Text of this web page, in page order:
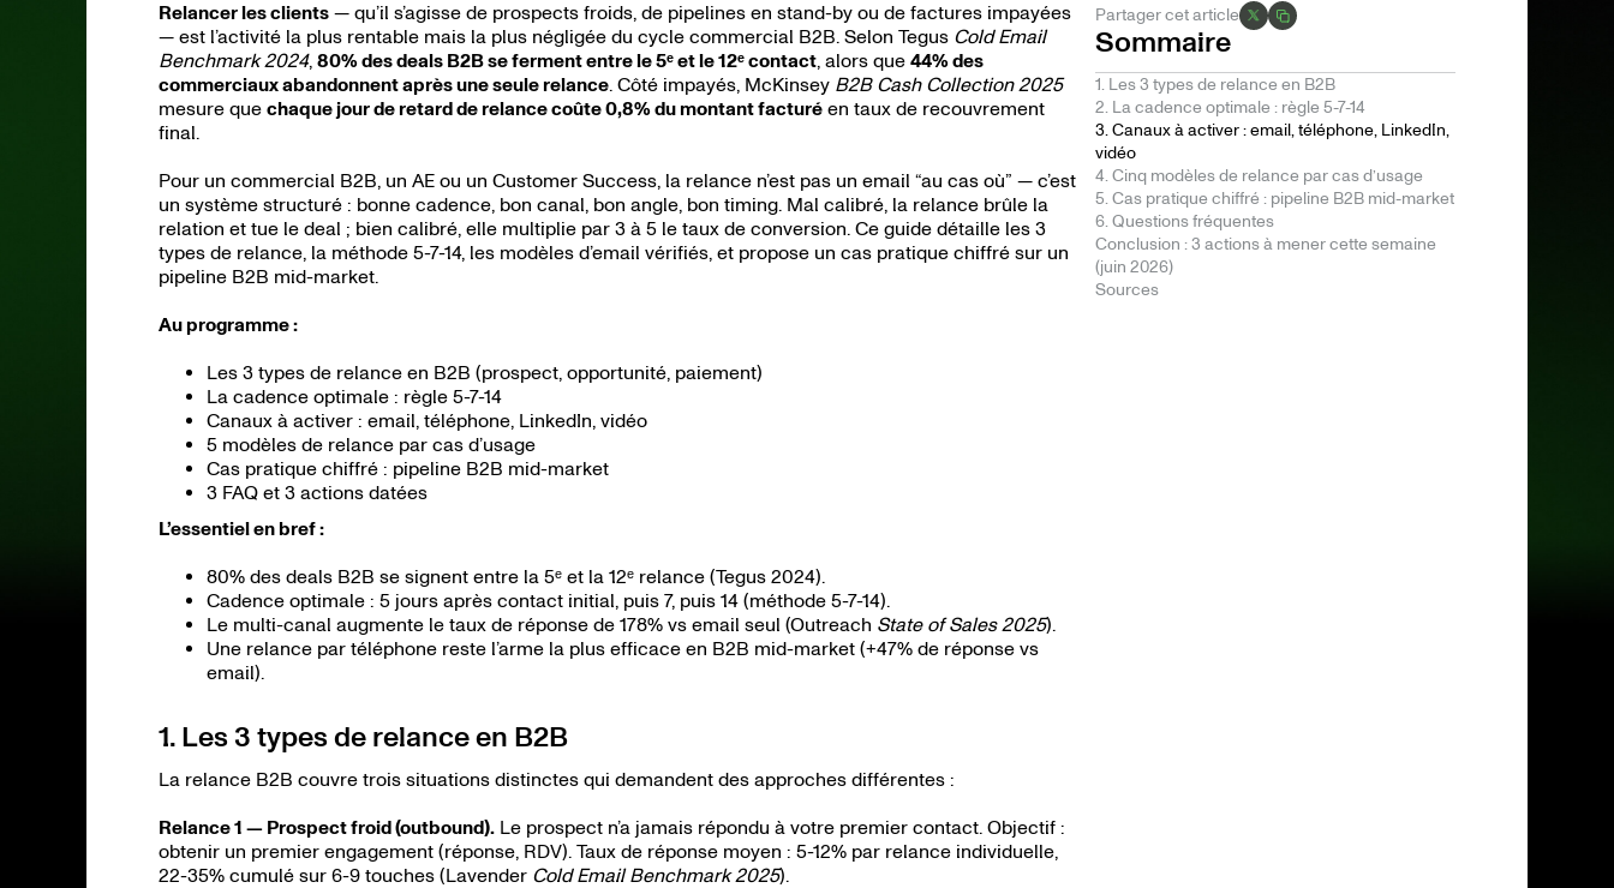
Relancer les clients — qu’il s’agisse de prospects froids, de pipelines en stand-by ou de factures impayées
— est l’activité la plus rentable mais la plus négligée du cycle commercial B2B. Selon Tegus Cold Email
Benchmark 2024, 80% des deals B2B se ferment entre le 5ᵉ et le 12ᵉ contact, alors que 44% des
commerciaux abandonnent après une seule relance. Côté impayés, McKinsey B2B Cash Collection 2025
mesure que chaque jour de retard de relance coûte 0,8% du montant facturé en taux de recouvrement
final.
Pour un commercial B2B, un AE ou un Customer Success, la relance n’est pas un email “au cas où” — c’est
un système structuré : bonne cadence, bon canal, bon angle, bon timing. Mal calibré, la relance brûle la
relation et tue le deal ; bien calibré, elle multiplie par 3 à 5 le taux de conversion. Ce guide détaille les 3
types de relance, la méthode 5-7-14, les modèles d’email vérifiés, et propose un cas pratique chiffré sur un
pipeline B2B mid-market.
Au programme :
Les 3 types de relance en B2B (prospect, opportunité, paiement)
La cadence optimale : règle 5-7-14
Canaux à activer : email, téléphone, LinkedIn, vidéo
5 modèles de relance par cas d’usage
Cas pratique chiffré : pipeline B2B mid-market
3 FAQ et 3 actions datées
L’essentiel en bref :
80% des deals B2B se signent entre la 5ᵉ et la 12ᵉ relance (Tegus 2024).
Cadence optimale : 5 jours après contact initial, puis 7, puis 14 (méthode 5-7-14).
Le multi-canal augmente le taux de réponse de 178% vs email seul (Outreach State of Sales 2025).
Une relance par téléphone reste l’arme la plus efficace en B2B mid-market (+47% de réponse vs
email).
1. Les 3 types de relance en B2B
La relance B2B couvre trois situations distinctes qui demandent des approches différentes :
Relance 1 — Prospect froid (outbound). Le prospect n’a jamais répondu à votre premier contact. Objectif :
obtenir un premier engagement (réponse, RDV). Taux de réponse moyen : 5-12% par relance individuelle,
22-35% cumulé sur 6-9 touches (Lavender Cold Email Benchmark 2025).
Partager cet article
Sommaire
1. Les 3 types de relance en B2B
2. La cadence optimale : règle 5-7-14
3. Canaux à activer : email, téléphone, LinkedIn,
vidéo
4. Cinq modèles de relance par cas d’usage
5. Cas pratique chiffré : pipeline B2B mid-market
6. Questions fréquentes
Conclusion : 3 actions à mener cette semaine
(juin 2026)
Sources